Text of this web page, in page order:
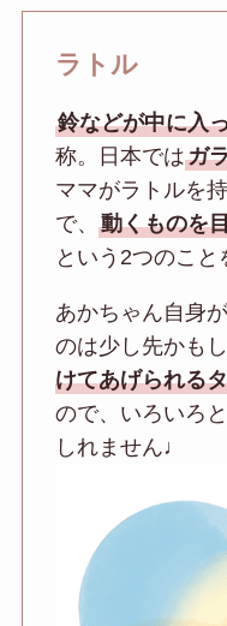
ラトル
鈴などが中に入
称。日本ではガ
ママがラトルを
で、 動くものを
という2つのこと
あかちゃん自身
のは少し先かも
けてあげられる
ので、いろいろ
しれません♩